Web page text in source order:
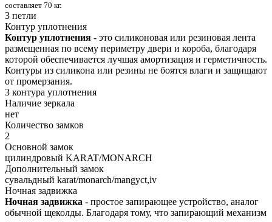
составляет 70 кг.
3 петли
Контур уплотнения
Контур уплотнения - это силиконовая или резиновая лента
размещенная по всему периметру двери и короба, благодаря
которой обеспечивается лучшая амортизация и герметичность.
Контуры из силикона или резины не боятся влаги и защищают
от промерзания.
3 контура уплотнения
Наличие зеркала
нет
Количество замков
2
Основной замок
цилиндровый KARAT/MONARCH
Дополнительный замок
сувальдный karat/monarch/mangyct,iv
Ночная задвижка
Ночная задвижка - простое запирающее устройство, аналог
обычной щеколды. Благодаря тому, что запирающий механизм